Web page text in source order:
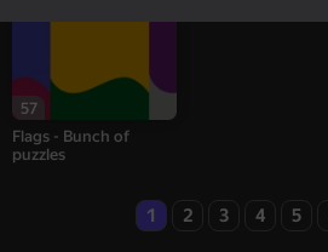
57
Flags - Bunch of
puzzles
1 2 3 4 5